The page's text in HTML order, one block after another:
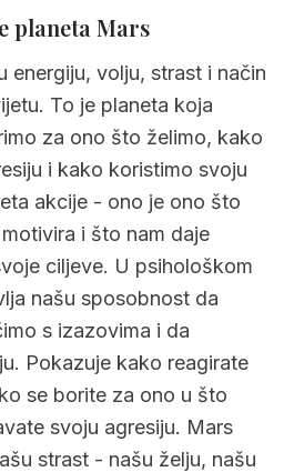
s jakim položajem planeta
pitanja o Mars
planeta Mars
energiju, volju, strast i način
To je planeta koja
za ono što želimo, kako
i kako koristimo svoju
akcije - ono je ono što
i što nam daje
ciljeve. U psihološkom
našu sposobnost da
s izazovima i da
Pokazuje kako reagirate
se borite za ono u što
svoju agresiju. Mars
strast - našu želju, našu